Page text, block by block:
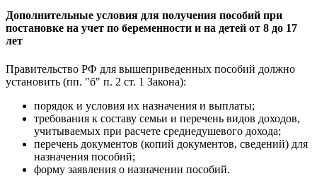
Дополнительные условия для получения пособий при
постановке на учет по беременности и на детей от 8 до 17
лет
Правительство РФ для вышеприведенных пособий должно
установить (пп. "б" п. 2 ст. 1 Закона):
порядок и условия их назначения и выплаты;
требования к составу семьи и перечень видов доходов,
учитываемых при расчете среднедушевого дохода;
перечень документов (копий документов, сведений) для
назначения пособий;
форму заявления о назначении пособий.